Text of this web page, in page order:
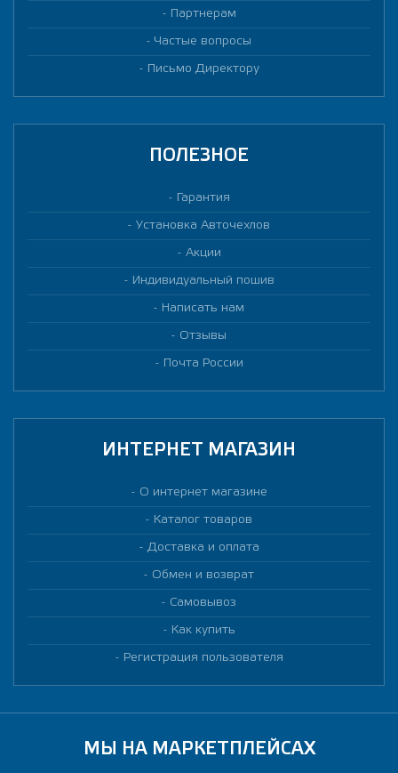
Партнерам
Частые вопросы
Письмо Директору
ПОЛЕЗНОЕ
Гарантия
Установка Авточехлов
Акции
Индивидуальный пошив
Написать нам
Отзывы
Почта России
ИНТЕРНЕТ МАГАЗИН
О интернет магазине
Каталог товаров
Доставка и оплата
Обмен и возврат
Самовывоз
Как купить
Регистрация пользователя
МЫ НА МАРКЕТПЛЕЙСАХ